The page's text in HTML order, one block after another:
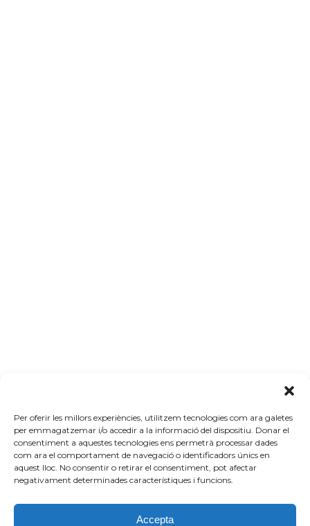
Per oferir les millors experiències, utilitzem tecnologies com ara galetes
per emmagatzemar i/o accedir a la informació del dispositiu. Donar el
consentiment a aquestes tecnologies ens permetrà processar dades
com ara el comportament de navegació o identificadors únics en
aquest lloc. No consentir o retirar el consentiment, pot afectar
negativament determinades característiques i funcions.
Accepta
Contacta con Barcelona
Oberta